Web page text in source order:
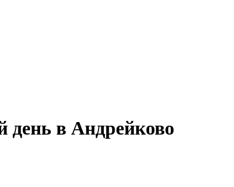
день в Андрейково